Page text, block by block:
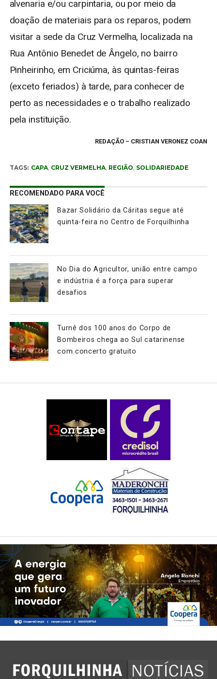
alvenaria e/ou carpintaria, ou por meio da
doação de materiais para os reparos, podem
visitar a sede da Cruz Vermelha, localizada na
Rua Antônio Benedet de Ângelo, no bairro
Pinheirinho, em Criciúma, às quintas-feiras
(exceto feriados) à tarde, para conhecer de
perto as necessidades e o trabalho realizado
pela instituição.
REDAÇÃO – CRISTIAN VERONEZ COAN
TAGS: CAPA, CRUZ VERMELHA, REGIÃO SOLIDARIEDADE
RECOMENDADO PARA VOCÊ
Bazar Solidário da Cáritas segue até
quinta-feira no Centro de Forquilhinha
No Dia do Agricultor, união entre campo
e indústria é a força para superar
desafios
Turnê dos 100 anos do Corpo de
Bombeiros chega ao Sul catarinense
com concerto gratuito